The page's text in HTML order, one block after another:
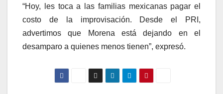
“Hoy, les toca a las familias mexicanas pagar el
costo de la improvisación. Desde el PRI,
advertimos que Morena está dejando en el
desamparo a quienes menos tienen”, expresó.